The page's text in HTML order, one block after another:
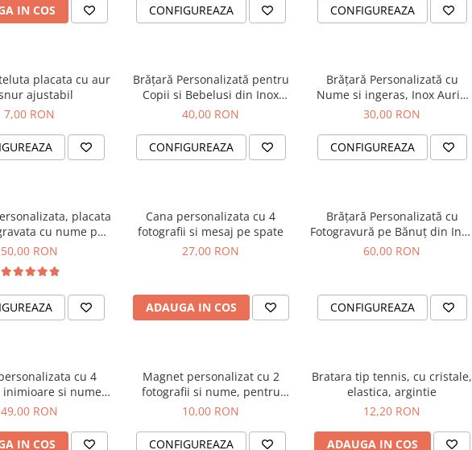
IN COS CONFIGUREAZA CONFIGUREAZA
placata cu aur
ajustabil
7,00 RON
Brățară Personalizată pentru
Copii si Bebelusi din Inox
Waterproof, cu cristale rosii
40,00 RON
CONFIGUREAZA
Brățară Personalizată cu
Nume si ingeras, Inox Auriu
Waterproof, pentru bebelusi
30,00 RON
CONFIGUREAZA
placata
cu nume pe
inchidere reglabila
50,00 RON
Cana personalizata cu 4
fotografii si mesaj pe spate
27,00 RON
ADAUGA IN COS
Brățară Personalizată cu
Fotogravură pe Bănuț din Inox
Argintiu 304 – Cristale Negre,
60,00 RON
CONFIGUREAZA
cu 4
si numele
cuplului
49,00 RON
IN COS
Magnet personalizat cu 2
fotografii si nume, pentru
cuplu
10,00 RON
CONFIGUREAZA
Bratara tip tennis, cu cristale,
elastica, argintie
12,20 RON
ADAUGA IN COS